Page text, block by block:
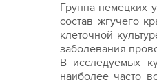
Группа немецких
состав жгучего
клеточной
заболевания
В исследуемых
наиболее часто